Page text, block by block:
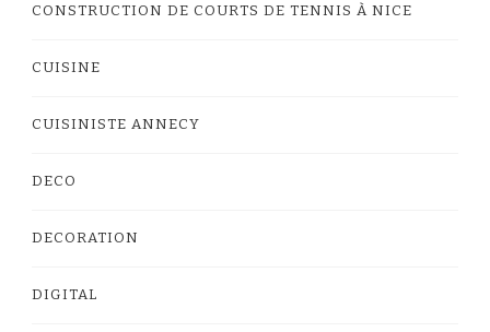
CONSTRUCTION DE COURTS DE TENNIS À NICE
CUISINE
CUISINISTE ANNECY
DECO
DECORATION
DIGITAL